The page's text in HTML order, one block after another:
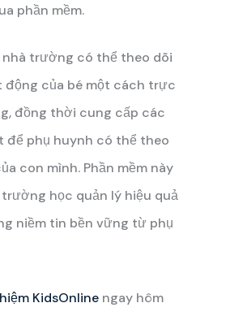
phần mềm.
nhà trường có thể theo dõi
của bé một cách trực
đồng thời cung cấp các
để phụ huynh có thể theo
con mình. Phần mềm này
học quản lý hiệu quả
niềm tin bền vững từ phụ
KidsOnline ngay hôm